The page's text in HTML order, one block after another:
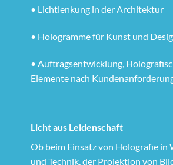
• Lichtlenkung in der Architektur
• Hologramme für Kunst und
• Auftragsentwicklung,
Elemente nach
Licht aus Leidenschaft
Ob beim Einsatz von Holografie in
und Technik, der Projektion von